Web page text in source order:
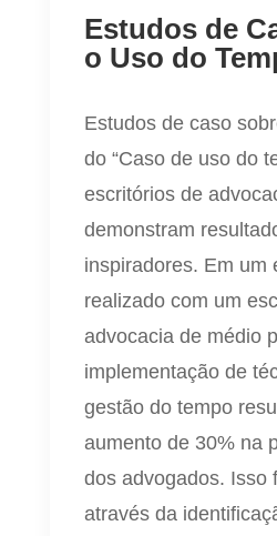
Estudos de
o Uso do
Estudos de caso
do “Caso de uso do
escritórios de
demonstram
inspiradores. Em um
realizado com um
advocacia de médio
implementação de
gestão do tempo
aumento de 30% na
dos advogados. Isso
através da